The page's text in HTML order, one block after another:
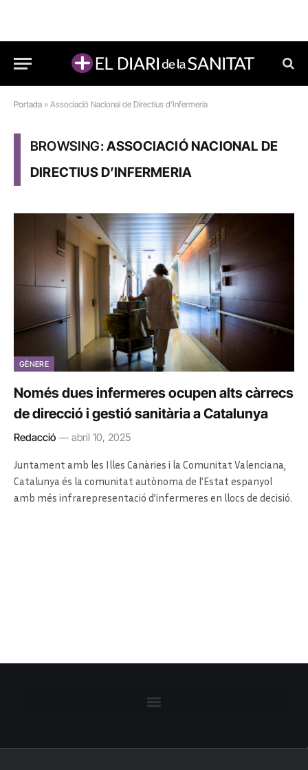
Portada » Associació Nacional de Directius d’Infermeria
BROWSING:ASSOCIACIÓ NACIONAL DE
DIRECTIUS D’INFERMERIA
GÈNERE
Només dues infermeres ocupen alts càrrecs
de direcció i gestió sanitària a Catalunya
Redacció abril 10, 2025
Juntament amb les Illes Canàries i la Comunitat Valenciana,
Catalunya és la comunitat autònoma de l’Estat espanyol
amb més infrarepresentació d’infermeres en llocs de decisió.